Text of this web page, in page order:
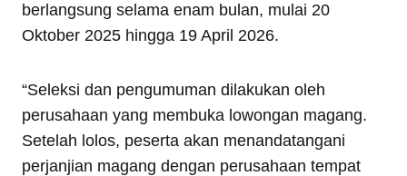
berlangsung selama enam bulan, mulai 20
Oktober 2025 hingga 19 April 2026.
“Seleksi dan pengumuman dilakukan oleh
perusahaan yang membuka lowongan magang.
Setelah lolos, peserta akan menandatangani
perjanjian magang dengan perusahaan tempat